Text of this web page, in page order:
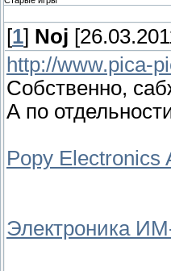
[1] Noj
http://www.pica-
Собственно,
А по
Popy Electronics
Электроника